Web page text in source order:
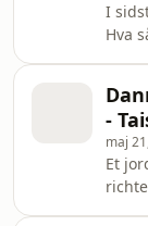
I
Hva
Det
det
-
maj
Et